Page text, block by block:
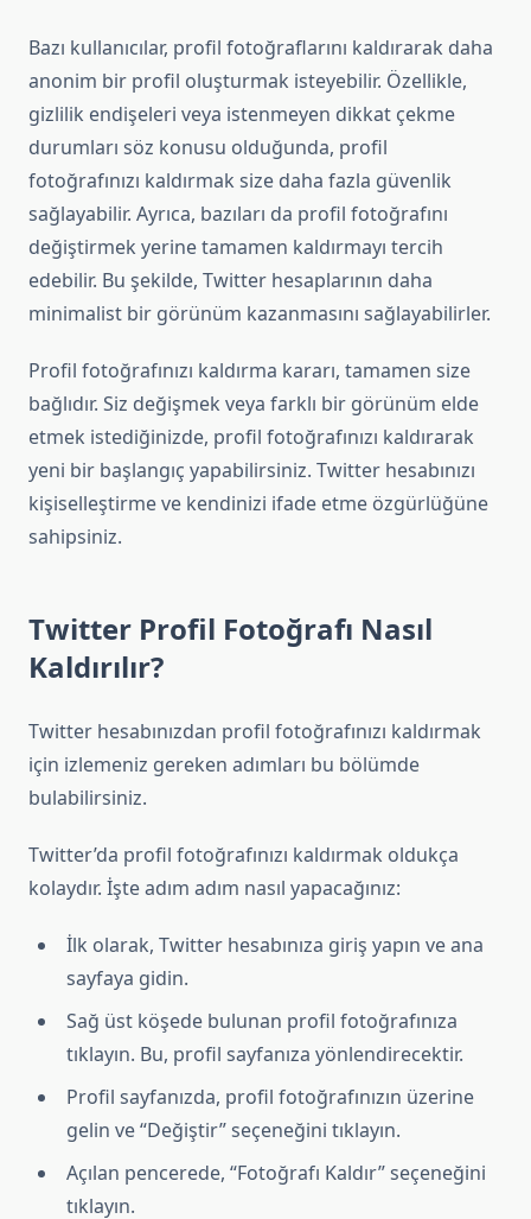
Bazı kullanıcılar, profil fotoğraflarını kaldırarak daha
anonim bir profil oluşturmak isteyebilir. Özellikle,
gizlilik endişeleri veya istenmeyen dikkat çekme
durumları söz konusu olduğunda, profil
fotoğrafınızı kaldırmak size daha fazla güvenlik
sağlayabilir. Ayrıca, bazıları da profil fotoğrafını
değiştirmek yerine tamamen kaldırmayı tercih
edebilir. Bu şekilde, Twitter hesaplarının daha
minimalist bir görünüm kazanmasını sağlayabilirler.
Profil fotoğrafınızı kaldırma kararı, tamamen size
bağlıdır. Siz değişmek veya farklı bir görünüm elde
etmek istediğinizde, profil fotoğrafınızı kaldırarak
yeni bir başlangıç yapabilirsiniz. Twitter hesabınızı
kişiselleştirme ve kendinizi ifade etme özgürlüğüne
sahipsiniz.
Twitter Profil Fotoğrafı Nasıl
Kaldırılır?
Twitter hesabınızdan profil fotoğrafınızı kaldırmak
için izlemeniz gereken adımları bu bölümde
bulabilirsiniz.
Twitter’da profil fotoğrafınızı kaldırmak oldukça
kolaydır. İşte adım adım nasıl yapacağınız:
İlk olarak, Twitter hesabınıza giriş yapın ve ana
sayfaya gidin.
Sağ üst köşede bulunan profil fotoğrafınıza
tıklayın. Bu, profil sayfanıza yönlendirecektir.
Profil sayfanızda, profil fotoğrafınızın üzerine
gelin ve “Değiştir” seçeneğini tıklayın.
Açılan pencerede, “Fotoğrafı Kaldır” seçeneğini
tıklayın.